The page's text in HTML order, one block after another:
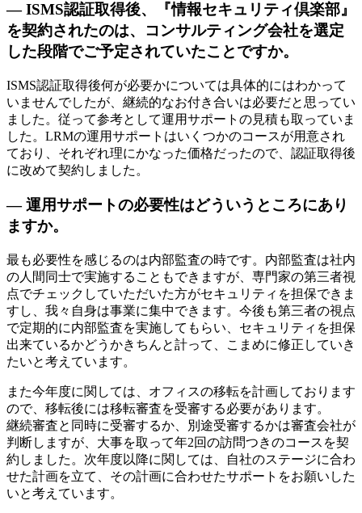
— ISMS認証取得後、『情報セキュリティ倶楽部』
を契約されたのは、コンサルティング会社を選定
した段階でご予定されていたことですか。
ISMS認証取得後何が必要かについては具体的にはわかって
いませんでしたが、継続的なお付き合いは必要だと思ってい
ました。従って参考として運用サポートの見積も取っていま
した。LRMの運用サポートはいくつかのコースが用意され
ており、それぞれ理にかなった価格だったので、認証取得後
に改めて契約しました。
— 運用サポートの必要性はどういうところにあり
ますか。
最も必要性を感じるのは内部監査の時です。内部監査は社内
の人間同士で実施することもできますが、専門家の第三者視
点でチェックしていただいた方がセキュリティを担保できま
すし、我々自身は事業に集中できます。今後も第三者の視点
で定期的に内部監査を実施してもらい、セキュリティを担保
出来ているかどうかきちんと計って、こまめに修正していき
たいと考えています。
また今年度に関しては、オフィスの移転を計画しております
ので、移転後には移転審査を受審する必要があります。
継続審査と同時に受審するか、別途受審するかは審査会社が
判断しますが、大事を取って年2回の訪問つきのコースを契
約しました。次年度以降に関しては、自社のステージに合わ
せた計画を立て、その計画に合わせたサポートをお願いした
いと考えています。